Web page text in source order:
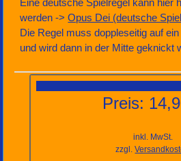
Eine deutsche Spielregel kann hier
werden ->Opus Dei (deutsche
Die Regel muss doppleseitig auf
und wird dann in der Mitte geknickt
Preis:
inkl. MwSt.
zzgl.